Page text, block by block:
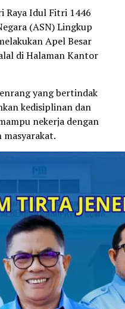
Raya Idul Fitri 1446
(ASN) Lingkup
Apel Besar
di Halaman Kantor
yang bertindak
kedisiplinan dan
nekerja dengan
masyarakat.